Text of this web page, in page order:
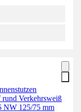
Verkehrsweiß
NW 125/75 mm